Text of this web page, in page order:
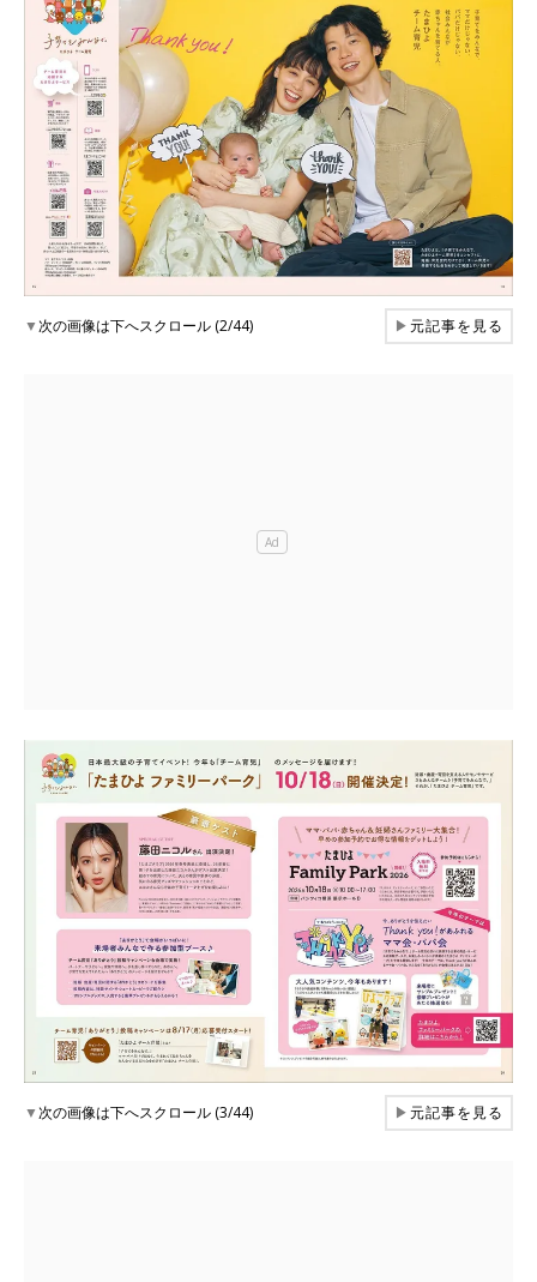
▼次の画像は下へスクロール (2/44) ▶元記事を見る
▼次の画像は下へスクロール (3/44) ▶元記事を見る